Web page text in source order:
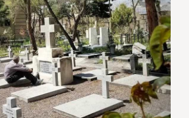
مراکز مذهبی مشهد
نام مکان های مقدس (اماکن مذهبی